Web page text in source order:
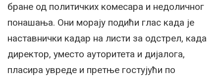
бране од политичких комесара и недоличног
понашања. Они морају подићи глас када је
наставнички кадар на листи за одстрел, када
директор, уместо ауторитета и дијалога,
пласира увреде и претње гостујући по